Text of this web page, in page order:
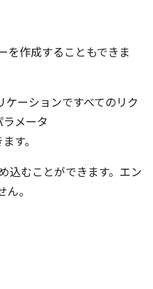
を作成することもできま
ーションですべてのリク
ラメータ
す。
込むことができます。エン
。